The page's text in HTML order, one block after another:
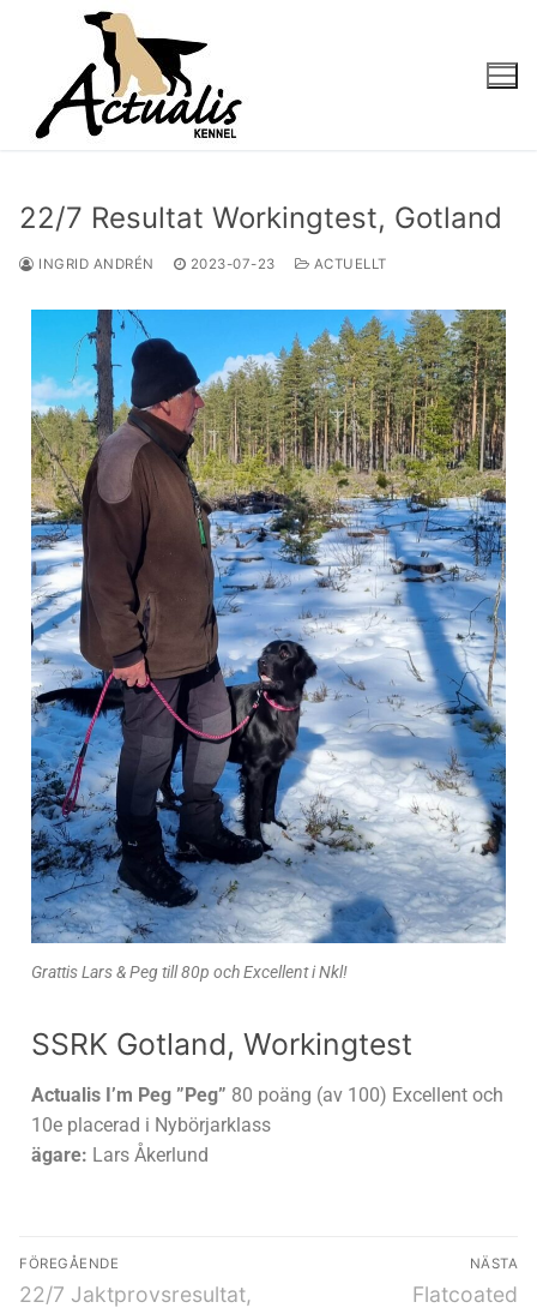
22/7 Resultat Workingtest, Gotland
INGRID ANDRÉN 2023-07-23 ACTUELLT
Grattis Lars & Peg till 80p och Excellent i Nkl!
SSRK Gotland, Workingtest
Actualis I’m Peg ”Peg” 80 poäng (av 100) Excellent och
10e placerad i Nybörjarklass
ägare: Lars Åkerlund
FÖREGÅENDE
22/7 Jaktprovsresultat,
NÄSTA
Flatcoated